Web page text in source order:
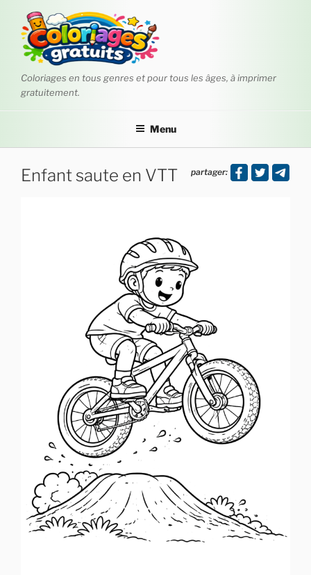
contenu
principal
Coloriages en tous genres et pour tous les âges, à imprimer
gratuitement.
Menu
Enfant saute en VTT partager: